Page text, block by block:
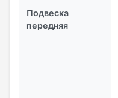
Подвеска
передняя